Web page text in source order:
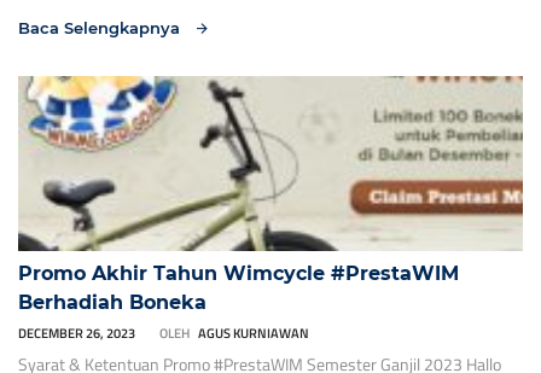
sekaligus memberikannya teman berpetualang yang seru dan
promo “Back To School” terbaik! Untuk setiap pembelian sepeda anak
Wimcycle tipe […]
Baca Selengkapnya
Promo Akhir Tahun Wimcycle #PrestaWIM
Berhadiah Boneka
DECEMBER 26, 2023 OLEH AGUS KURNIAWAN
Syarat & Ketentuan Promo #PrestaWIM Semester Ganjil 2023 Hallo